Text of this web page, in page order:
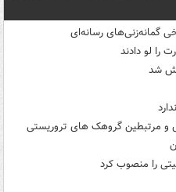
گمانه‌زنی‌های رسانه‌ای
را لو دادند
را منصوب کرد